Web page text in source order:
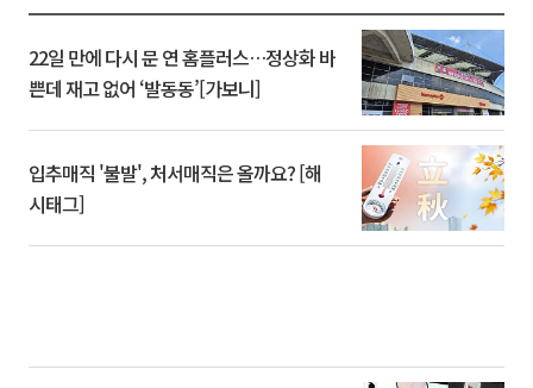
22일 만에 다시 문 연 홈플러스…정상화 바
쁜데 재고 없어 ‘발동동’[가보니]
입추매직 '불발', 처서매직은 올까요? [해
시태그]